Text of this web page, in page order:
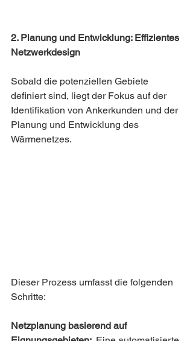
2. Planung und Entwicklung: Effizientes
Netzwerkdesign
Sobald die potenziellen Gebiete
definiert sind, liegt der Fokus auf der
Identifikation von Ankerkunden und der
Planung und Entwicklung des
Wärmenetzes.
Dieser Prozess umfasst die folgenden
Schritte:
Netzplanung basierend auf